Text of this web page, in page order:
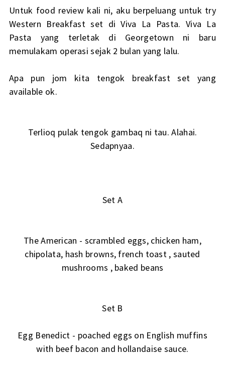
Untuk food review kali ni, aku berpeluang untuk try
Western Breakfast set di Viva La Pasta. Viva La
Pasta yang terletak di Georgetown ni baru
memulakam operasi sejak 2 bulan yang lalu.
Apa pun jom kita tengok breakfast set yang
available ok.
Terlioq pulak tengok gambaq ni tau. Alahai.
Sedapnyaa.
Set A
The American - scrambled eggs, chicken ham,
chipolata, hash browns, french toast , sauted
mushrooms , baked beans
Set B
Egg Benedict - poached eggs on English muffins
with beef bacon and hollandaise sauce.